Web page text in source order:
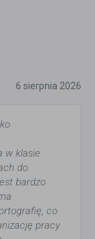
6 sierpnia 2026
w klasie
do
bardzo
co
pracy.